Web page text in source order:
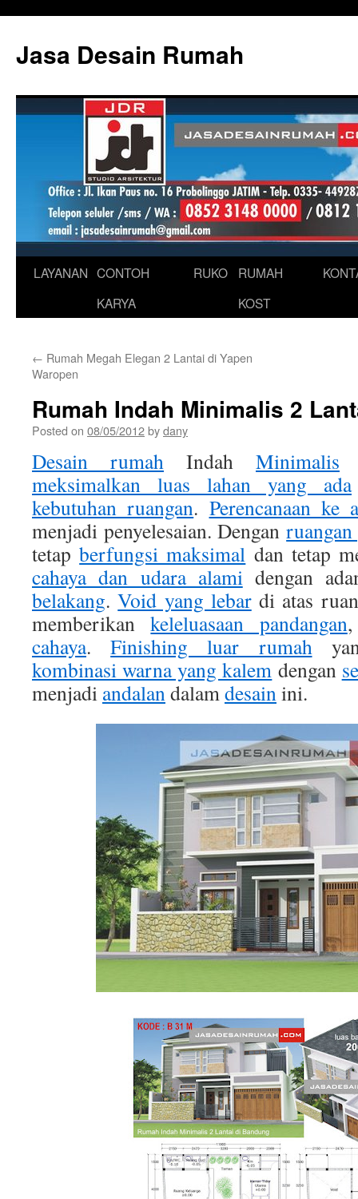
content
Jasa Desain Rumah
LAYANAN CONTOH
KARYA
RUKO
RUMAH
KOST
← Rumah Megah Elegan 2 Lantai di Yapen
Waropen
Rumah Indah Minimalis 2
Posted on 08/05/2012bydany
Desain rumah Indah Minimalis
meksimalkan luas lahan yang ada
kebutuhan ruangan. Perencanaan ke
menjadi penyelesaian. Dengan
tetapberfungsi maksimal dan tetap
cahaya dan udara alamidengan
belakang.Void yang lebardi atas
memberikankeleluasaan pandangan
cahaya.Finishing luar rumah
kombinasi warna yang kalem dengan
menjadi andalandalamdesainini.